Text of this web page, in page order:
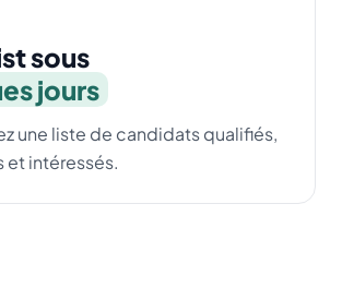
sous
jours
une liste de candidats qualifiés,
intéressés.